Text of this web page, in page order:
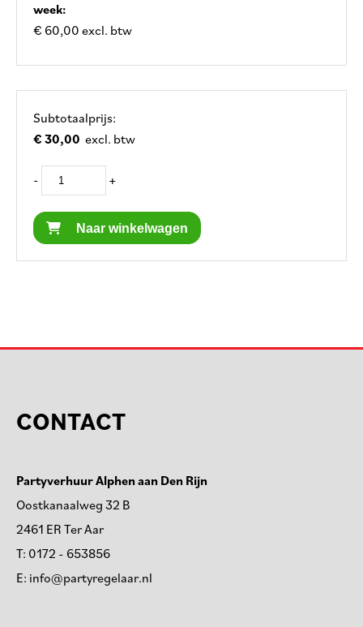
week:
€ 60,00 excl. btw
Subtotaalprijs:
€ 30,00 excl. btw
- +
Naar winkelwagen
CONTACT
Partyverhuur Alphen aan Den Rijn
Oostkanaalweg 32 B
2461 ER Ter Aar
T: 0172 - 653856
E: info@partyregelaar.nl